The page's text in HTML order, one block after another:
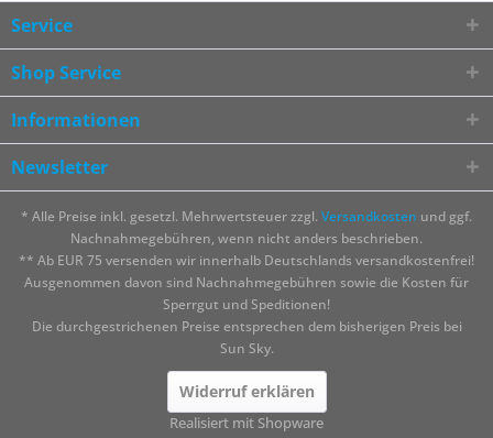
Service
Shop Service
Informationen
Newsletter
* Alle Preise inkl. gesetzl. Mehrwertsteuer zzgl. Versandkosten und ggf.
Nachnahmegebühren, wenn nicht anders beschrieben.
** Ab EUR 75 versenden wir innerhalb Deutschlands versandkostenfrei!
Ausgenommen davon sind Nachnahmegebühren sowie die Kosten für
Sperrgut und Speditionen!
Die durchgestrichenen Preise entsprechen dem bisherigen Preis bei
Sun Sky.
Widerruf erklären
Realisiert mit Shopware